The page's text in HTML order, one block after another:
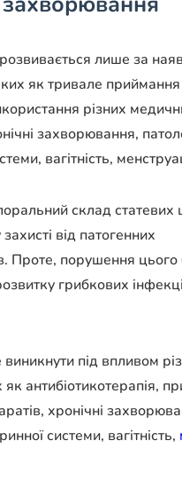
лише за
як тривале приймання
різних
захворювання,
вагітність,
склад статевих
від патогенних
Проте, порушення цього
грибкових
під впливом
антибіотикотерапія,
хронічні
системи, вагітність,